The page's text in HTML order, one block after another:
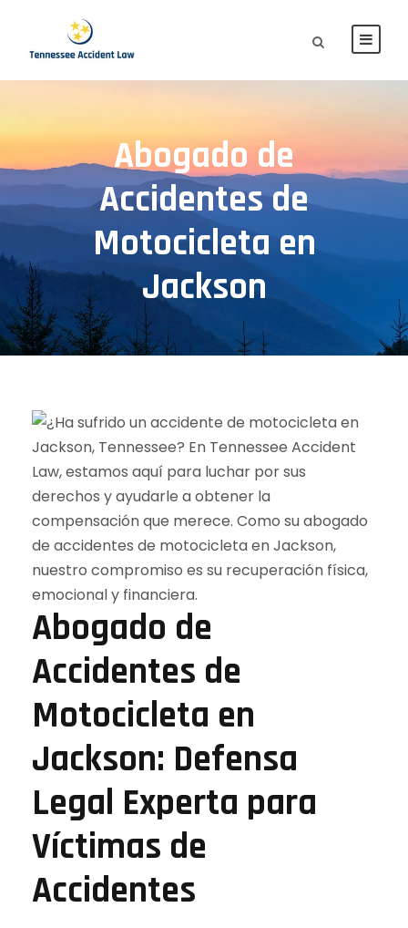
Abogado de
Accidentes de
Motocicleta en
Jackson
Abogado de
Accidentes de
Motocicleta en
Jackson: Defensa
Legal Experta para
Víctimas de
Accidentes